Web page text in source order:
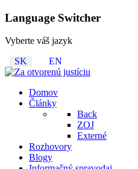
Language Switcher
Vyberte váš jazyk
SK
EN
Domov
Články
Back
ZOJ
Externé
Rozhovory
Blogy